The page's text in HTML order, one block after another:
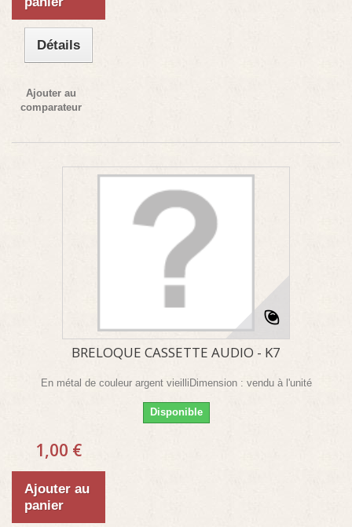
Détails
Ajouter au
comparateur
BRELOQUE CASSETTE AUDIO - K7
En métal de couleur argent vieilliDimension : vendu à l'unité
Disponible
1,00 €
Ajouter au
panier